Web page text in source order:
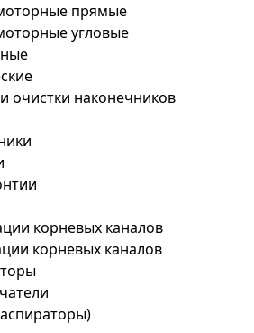
прямые
угловые
очистки наконечников
корневых каналов
корневых каналов